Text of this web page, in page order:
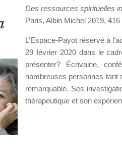
Des ressources spirituelles
Paris, Albin Michel 2019, 416
L’Espace-Payot réservé à
29 février 2020 dans le
présenter? Écrivaine,
nombreuses personnes tant
remarquable. Ses
thérapeutique et son